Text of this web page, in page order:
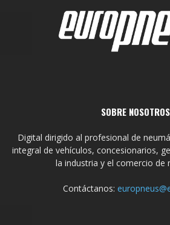
SOBRE NOSOTROS
Digital dirigido al profesional de
integral de vehículos, concesionarios,
la industria y el comercio de
Contáctanos: